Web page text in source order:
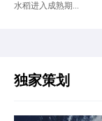
水稻进入成熟期...
独家策划